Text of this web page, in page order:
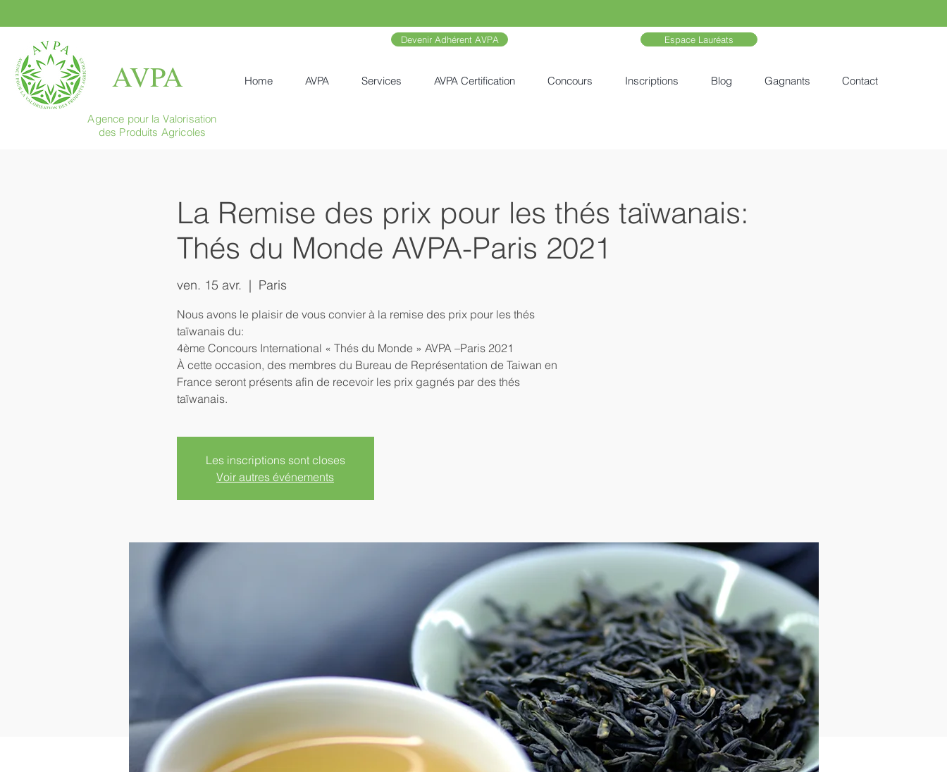
AVPA
Devenir Adhérent AVPA Espace Lauréats
Home AVPA Services AVPA Certification Concours Inscriptions Blog Gagnants Contact
Agence pour la Valorisation
des Produits Agricoles
La Remise des prix pour les thés taïwanais:
Thés du Monde AVPA-Paris 2021
ven. 15 avr.
  |
Paris
Nous avons le plaisir de vous convier à la remise des prix pour les thés
taïwanais du:
4ème Concours International « Thés du Monde » AVPA –Paris 2021
À cette occasion, des membres du Bureau de Représentation de Taiwan en
France seront présents afin de recevoir les prix gagnés par des thés
taïwanais.
Les inscriptions sont closes
Voir autres événements